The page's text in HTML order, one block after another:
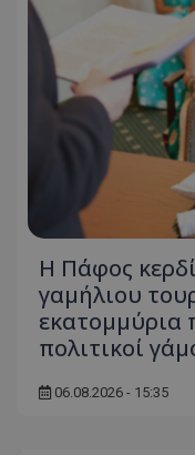
Η Πάφος
γαμήλιου
εκατομμύρια
πολιτικοί
06.08.2026 - 15:35